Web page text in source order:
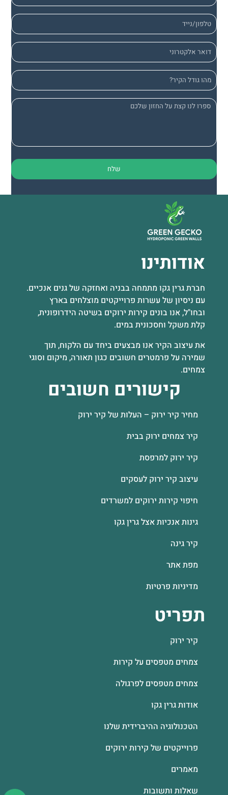
אודותינו
חברת גרין גקו מתמחה בבניה ואחזקה של גנים אנכיים.
עם ניסיון של עשרות פרוייקטים מוצלחים בארץ
ובחו"ל, אנו בונים קירות ירוקים בשיטה הידרופונית,
קלת משקל וחסכונית במים.
את עיצוב הקיר אנו מבצעים ביחד עם הלקוח, תוך
שמירה על פרמטרים חשובים כגון תאורה, מיקום וסוגי
צמחים.
קישורים חשובים
מחיר קיר ירוק – העלות של קיר ירוק
קיר צמחים ירוק בבית
קיר ירוק למרפסת
עיצוב קיר ירוק לעסקים
חיפוי קירות ירוקים למשרדים
גינות אנכיות אצל גרין גקו
קיר גינה
מפת אתר
מדיניות פרטיות
תפריט
קיר ירוק
צמחים מטפסים על קירות
צמחים מטפסים לפרגולה
אודות גרין גקו
הטכנולוגיה ההיברידית שלנו
פרוייקטים של קירות ירוקים
מאמרים
שאלות ותשובות